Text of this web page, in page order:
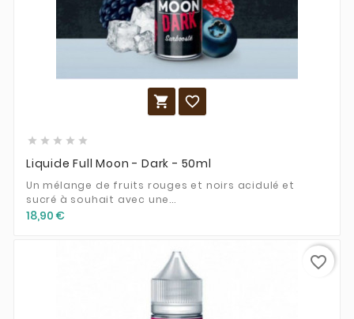
 
    
Liquide Full Moon - Dark - 50ml
Un mélange de fruits rouges et noirs acidulé et
sucré à souhait avec une...
18,90 €
favorite_border